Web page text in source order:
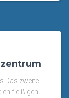
Das zweite
fleißigen